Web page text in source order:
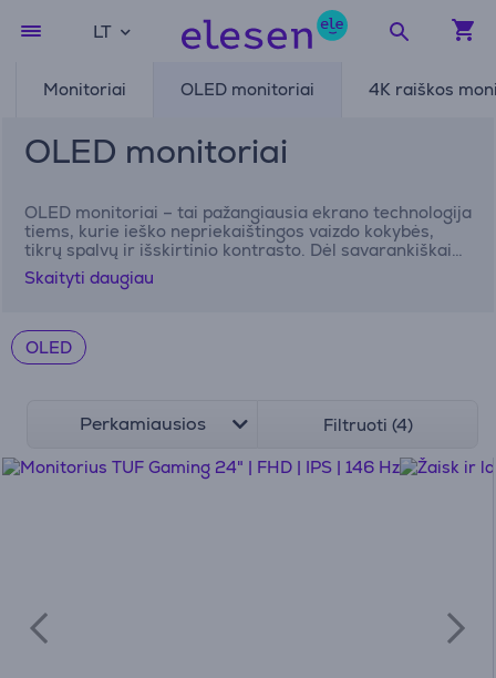
LT
Monitoriai OLED monitoriai 4K raiškos
OLED monitoriai
OLED monitoriai – tai pažangiausia ekrano technologija
tiems, kurie ieško nepriekaištingos vaizdo kokybės,
tikrų spalvų ir išskirtinio kontrasto. Dėl savarankiškai
šviečiančių pikselių monitoriai OLED užtikrina tobulą
juodą spalvą, ryškų vaizdą ir itin sklandų judesių
darbui, tiek žaidimams ar aukščiausios kokybės
pramogoms namuose. Atrask geriausius OLED
monitorius Elesen internetinėje parduotuvėje.
Skaityti daugiau
OLED
Perkamiausios Filtruoti (4)